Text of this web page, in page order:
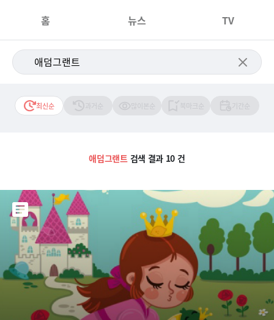
홈 뉴스 TV
최신순
애덤그랜트검색 결과 10 건